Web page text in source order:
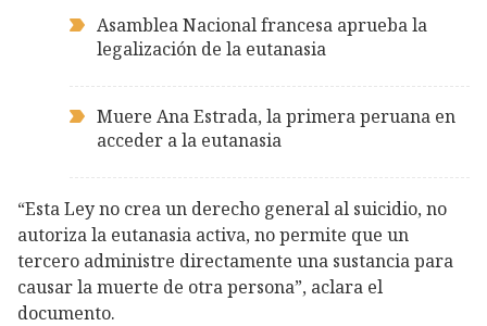
Asamblea Nacional francesa aprueba la
legalización de la eutanasia
Muere Ana Estrada, la primera peruana en
acceder a la eutanasia
“Esta Ley no crea un derecho general al suicidio, no
autoriza la eutanasia activa, no permite que un
tercero administre directamente una sustancia para
causar la muerte de otra persona”, aclara el
documento.